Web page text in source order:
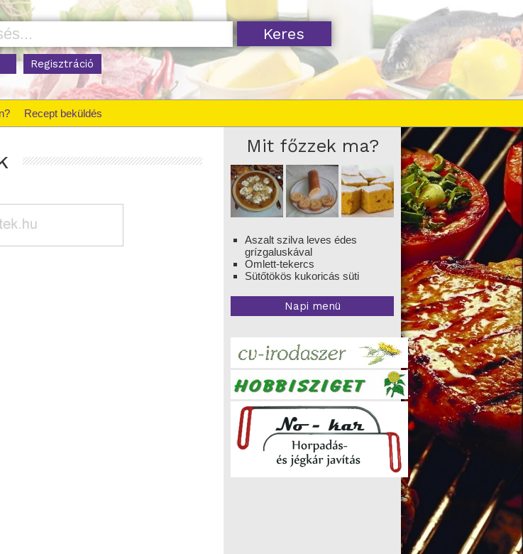
Regisztráció
Recept beküldés
Mit főzzek ma?
Aszalt szilva leves édes
grízgaluskával
Omlett-tekercs
Sütőtökös kukoricás süti
Napi menü